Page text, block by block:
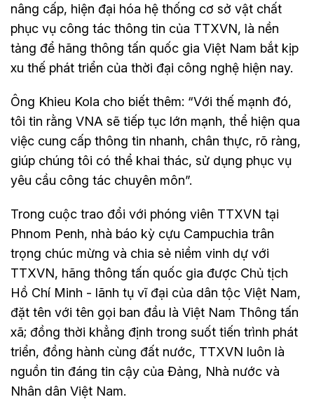
nâng cấp, hiện đại hóa hệ thống cơ sở vật chất
phục vụ công tác thông tin của TTXVN, là nền
tảng để hãng thông tấn quốc gia Việt Nam bắt kịp
xu thế phát triển của thời đại công nghệ hiện nay.
Ông Khieu Kola cho biết thêm: “Với thế mạnh đó,
tôi tin rằng VNA sẽ tiếp tục lớn mạnh, thể hiện qua
việc cung cấp thông tin nhanh, chân thực, rõ ràng,
giúp chúng tôi có thể khai thác, sử dụng phục vụ
yêu cầu công tác chuyên môn”.
Trong cuộc trao đổi với phóng viên TTXVN tại
Phnom Penh, nhà báo kỳ cựu Campuchia trân
trọng chúc mừng và chia sẻ niềm vinh dự với
TTXVN, hãng thông tấn quốc gia được Chủ tịch
Hồ Chí Minh - lãnh tụ vĩ đại của dân tộc Việt Nam,
đặt tên với tên gọi ban đầu là Việt Nam Thông tấn
xã; đồng thời khẳng định trong suốt tiến trình phát
triển, đồng hành cùng đất nước, TTXVN luôn là
nguồn tin đáng tin cậy của Đảng, Nhà nước và
Nhân dân Việt Nam.